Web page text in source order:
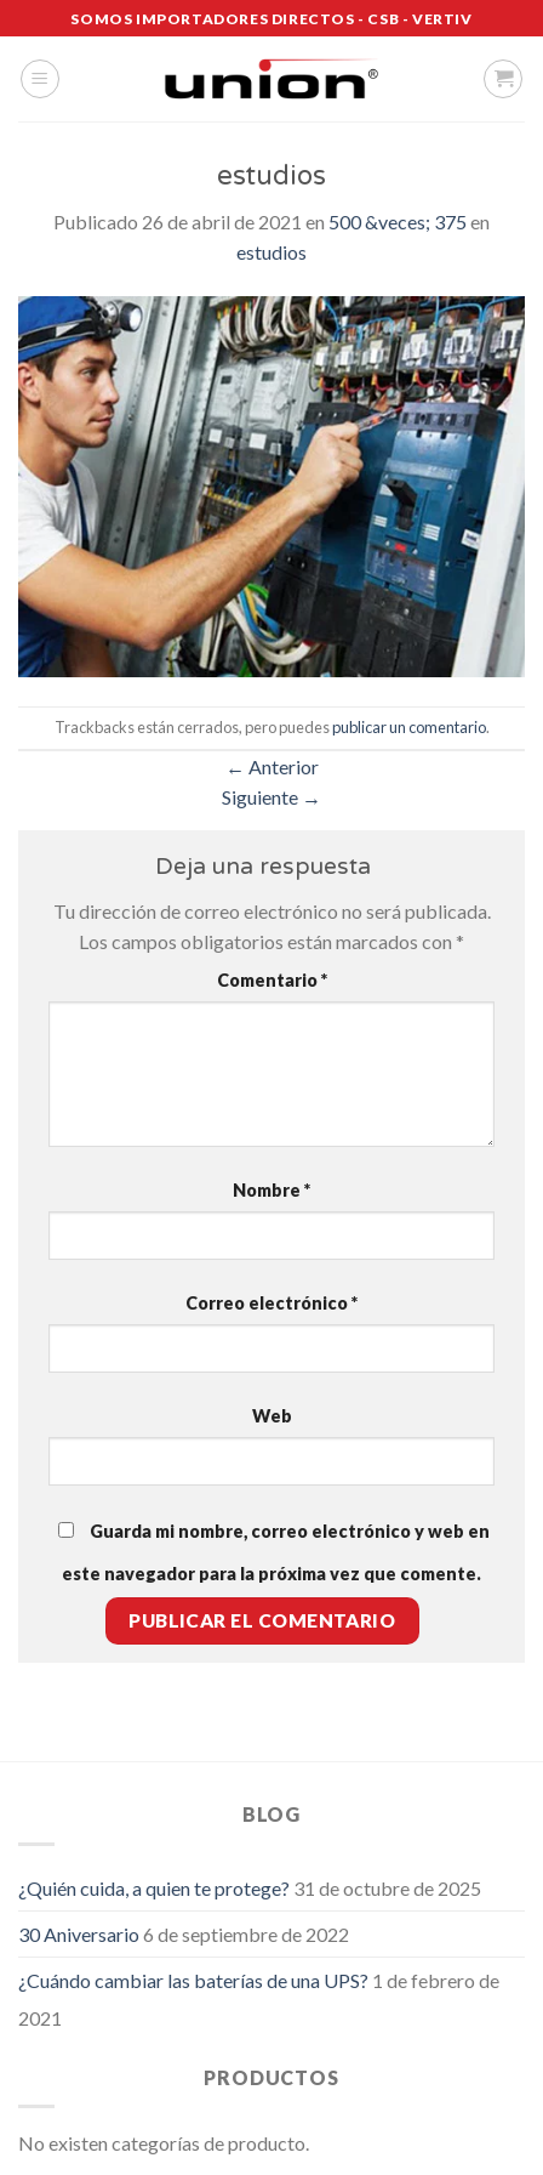
al
contenido
SOMOS IMPORTADORES DIRECTOS - CSB - VERTIV
estudios
Publicado 26 de abril de 2021 en 500 &veces; 375 en
estudios
Trackbacks están cerrados, pero puedespublicar un comentario.
← Anterior
Siguiente →
Deja una respuesta
Tu dirección de correo electrónico no será publicada.
Los campos obligatorios están marcados con *
Comentario*
Nombre *
Correo electrónico*
Web
Guarda mi nombre, correo electrónico y web en
este navegador para la próxima vez que comente.
BLOG
¿Quién cuida, a quien te protege? 31 de octubre de 2025
30 Aniversario 6 de septiembre de 2022
¿Cuándo cambiar las baterías de una UPS? 1 de febrero de
2021
PRODUCTOS
No existen categorías de producto.